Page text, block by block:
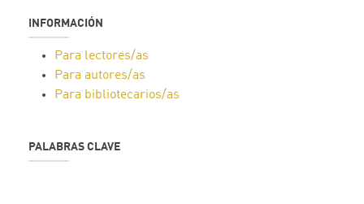
INFORMACIÓN
Para lectores/as
Para autores/as
Para bibliotecarios/as
PALABRAS CLAVE